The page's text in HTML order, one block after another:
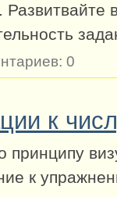
Развитвайте
0
к
к